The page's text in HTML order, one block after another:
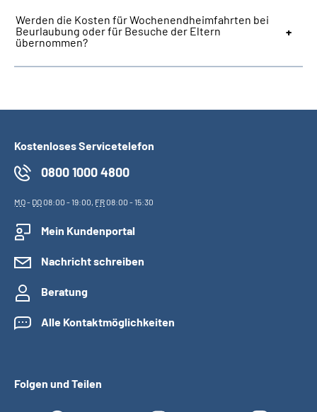
Werden die Kosten für Wochenendheimfahrten bei
Beurlaubung oder für Besuche der Eltern
übernommen?
Kostenloses Servicetelefon
0800 1000 4800
MO- DO08:00 - 19:00, FR08:00 - 15:30
Mein Kundenportal
Nachricht schreiben
Beratung
Alle Kontaktmöglichkeiten
Folgen und Teilen